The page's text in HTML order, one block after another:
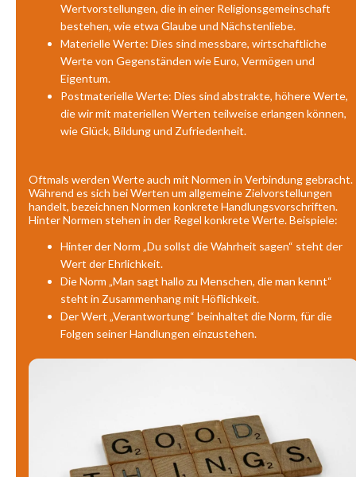
Wertvorstellungen, die in einer Religionsgemeinschaft
bestehen, wie etwa Glaube und Nächstenliebe.
Materielle Werte: Dies sind messbare, wirtschaftliche
Werte von Gegenständen wie Euro, Vermögen und
Eigentum.
Postmaterielle Werte: Dies sind abstrakte, höhere Werte,
die wir mit materiellen Werten teilweise erlangen können,
wie Glück, Bildung und Zufriedenheit.
Oftmals werden Werte auch mit Normen in Verbindung gebracht.
Während es sich bei Werten um allgemeine Zielvorstellungen
handelt, bezeichnen Normen konkrete Handlungsvorschriften.
Hinter Normen stehen in der Regel konkrete Werte. Beispiele:
Hinter der Norm „Du sollst die Wahrheit sagen“ steht der
Wert der Ehrlichkeit.
Die Norm „Man sagt hallo zu Menschen, die man kennt“
steht in Zusammenhang mit Höflichkeit.
Der Wert „Verantwortung“ beinhaltet die Norm, für die
Folgen seiner Handlungen einzustehen.